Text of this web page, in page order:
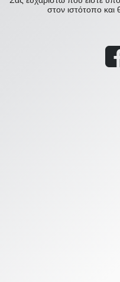
στον ιστότοπο και